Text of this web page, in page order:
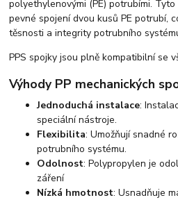
polyethylenovými (PE) potrubími.
pevné spojení dvou kusů PE potrubí,
těsnosti a integrity potrubního
PPS spojky jsou plně kompatibilní se
Výhody PP mechanických
Jednoduchá instalace:
speciální nástroje.
Flexibilita: Umožňují snadné
potrubního systému.
Odolnost: Polypropylen je
záření
Nízká hmotnost: Usnadňuje